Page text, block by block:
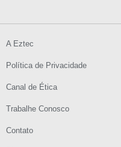
A Eztec
Política de Privacidade
Canal de Ética
Trabalhe Conosco
Contato